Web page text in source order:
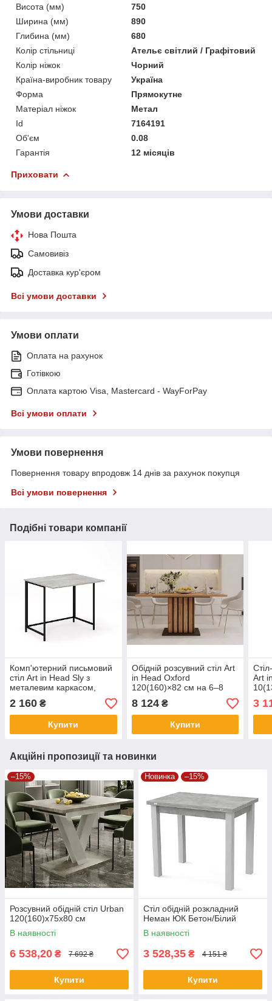
Висота (мм)
750
Ширина (мм)
890
Глибина (мм)
680
Колір стільниці
Ательє світлий / Графітовий
Колір ніжок
Чорний
Країна-виробник товару
Україна
Форма
Прямокутне
Матеріал ніжок
Метал
Id
7164191
Об'єм
0.08
Гарантія
12 місяців
Приховати
Умови доставки
Нова Пошта
Самовивіз
Доставка кур'єром
Всі умови доставки
Умови оплати
Оплата на рахунок
Готівкою
Оплата картою Visa, Mastercard - WayForPay
Всі умови оплати
Умови повернення
Повернення товару впродовж 14 днів за рахунок покупця
Всі умови повернення
Подібні товари компанії
Комп'ютерний письмовий
стіл Art in Head Sly з
металевим каркасом,
робочий стіл для дому та
офісу, Ателье світлий
2 160 ₴
Купити
Обідній розсувний стіл Art
in Head Oxford
120(160)×82 см на 6–8
осіб, кухонний стіл Дуб
Крафт Золотий/Графіт
Сірий
8 124₴
Купити
Art
для
3
Акційні пропозиції та новинки
–15%
Розсувний обідній стіл Urban
120(160)x75x80 см
В наявності
6 538,20 ₴ 7 692 ₴
Купити
Новинка –15%
Стіл обідній розкладний
Неман ЮК Бетон/Білий
В наявності
3 528,35 ₴ 4 151 ₴
Купити